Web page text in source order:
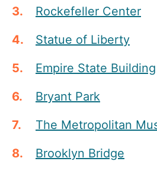
Rockefeller Center
Statue of Liberty
Empire State Building
Bryant Park
The Metropolitan
Brooklyn Bridge